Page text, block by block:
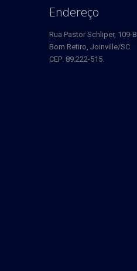
Endereço
Rua Pastor Schliper, 109-B
Bom Retiro, Joinville/SC.
CEP: 89.222-515.